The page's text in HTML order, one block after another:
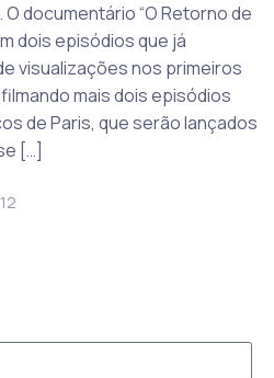
documentário “O Retorno de
dois episódios que já
visualizações nos primeiros
mais dois episódios
de Paris, que serão lançados
[…]
12